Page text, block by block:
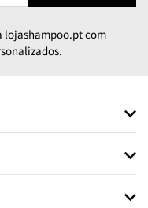
lojashampoo.pt com